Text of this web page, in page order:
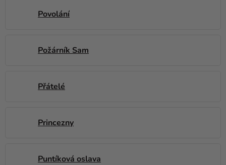
Povolání
Požárník Sam
Přátelé
Princezny
Puntíková oslava